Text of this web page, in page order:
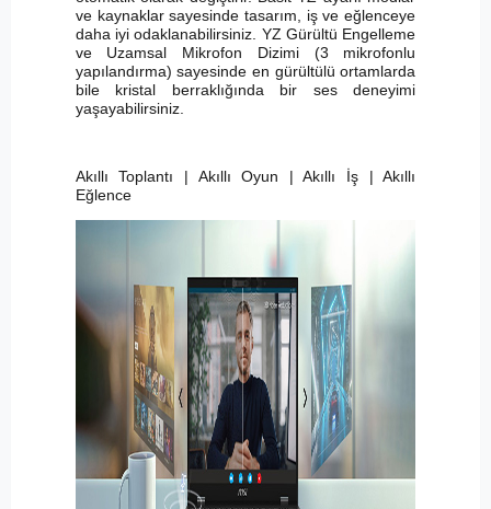
ve kaynaklar sayesinde tasarım, iş ve eğlenceye
daha iyi odaklanabilirsiniz. YZ Gürültü Engelleme
ve Uzamsal Mikrofon Dizimi (3 mikrofonlu
yapılandırma) sayesinde en gürültülü ortamlarda
bile kristal berraklığında bir ses deneyimi
yaşayabilirsiniz.
Akıllı Toplantı | Akıllı Oyun | Akıllı İş | Akıllı
Eğlence